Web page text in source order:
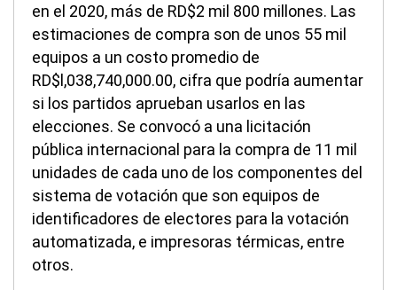
en el 2020, más de RD$2 mil 800 millones. Las
estimaciones de compra son de unos 55 mil
equipos a un costo promedio de
RD$l,038,740,000.00, cifra que podría aumentar
si los partidos aprueban usarlos en las
elecciones. Se convocó a una licitación
pública internacional para la compra de 11 mil
unidades de cada uno de los componentes del
sistema de votación que son equipos de
identificadores de electores para la votación
automatizada, e impresoras térmicas, entre
otros.